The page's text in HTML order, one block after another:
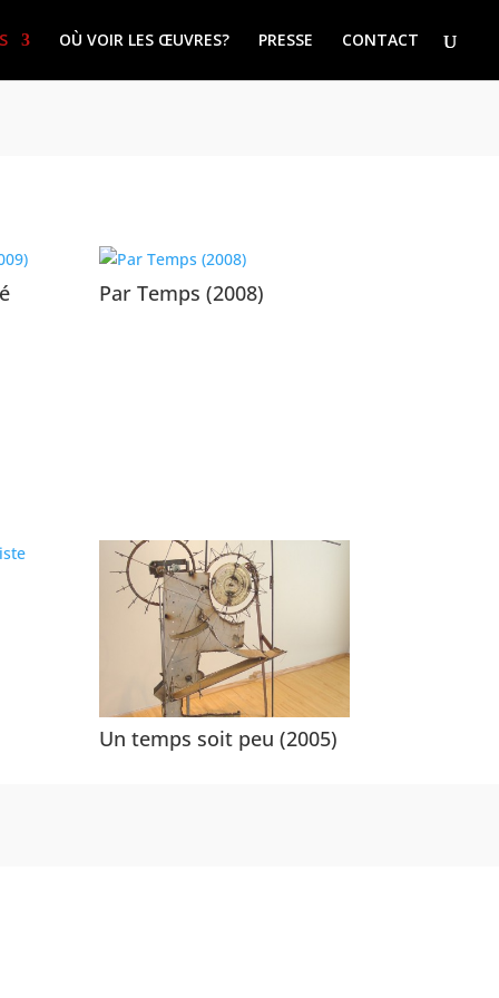
OÙ VOIR LES ŒUVRES? PRESSE CONTACT
Par Temps (2008)
Un temps soit peu (2005)